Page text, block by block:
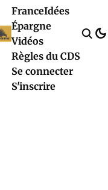
FranceIdées
Épargne
Vidéos
Règles du CDS
Se connecter
S'inscrire